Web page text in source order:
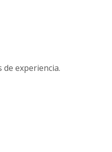
de experiencia.